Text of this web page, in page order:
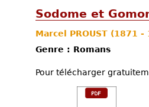
Sodome et
Marcel PROUST (1871 -
Genre : Romans
Pour télécharger